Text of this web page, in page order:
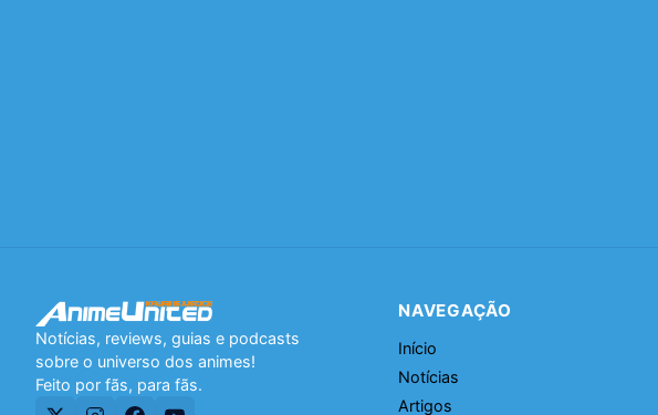
Notícias, reviews, guias e podcasts
sobre o universo dos animes!
Feito por fãs, para fãs.
NAVEGAÇÃO
Início
Notícias
Artigos